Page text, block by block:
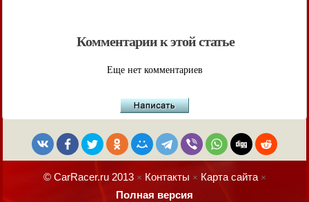
Комментарии к этой статье
Еще нет комментариев
© CarRacer.ru 2013× Контакты × Карта сайта×
Полная версия